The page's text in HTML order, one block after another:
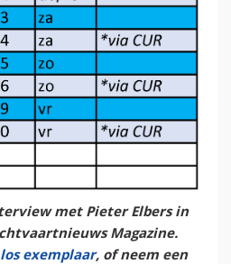
met Pieter Elbers in
Magazine.
los exemplaar, of neem een